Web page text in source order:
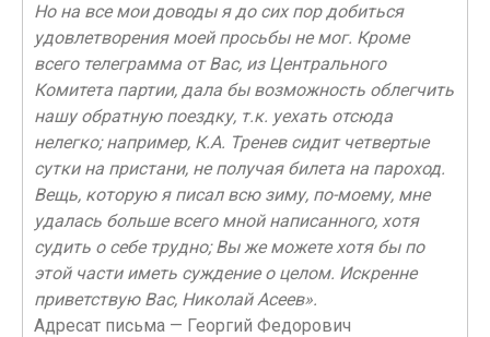
Но на все мои доводы я до сих пор добиться
удовлетворения моей просьбы не мог. Кроме
всего телеграмма от Вас, из Центрального
Комитета партии, дала бы возможность облегчить
нашу обратную поездку, т.к. уехать отсюда
нелегко; например, К.А. Тренев сидит четвертые
сутки на пристани, не получая билета на пароход.
Вещь, которую я писал всю зиму, по-моему, мне
удалась больше всего мной написанного, хотя
судить о себе трудно; Вы же можете хотя бы по
этой части иметь суждение о целом. Искренне
приветствую Вас, Николай Асеев».
Адресат письма — Георгий Федорович